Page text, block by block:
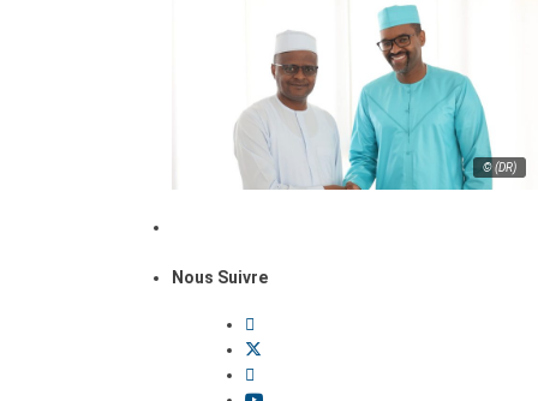
© (DR)
Nous Suivre